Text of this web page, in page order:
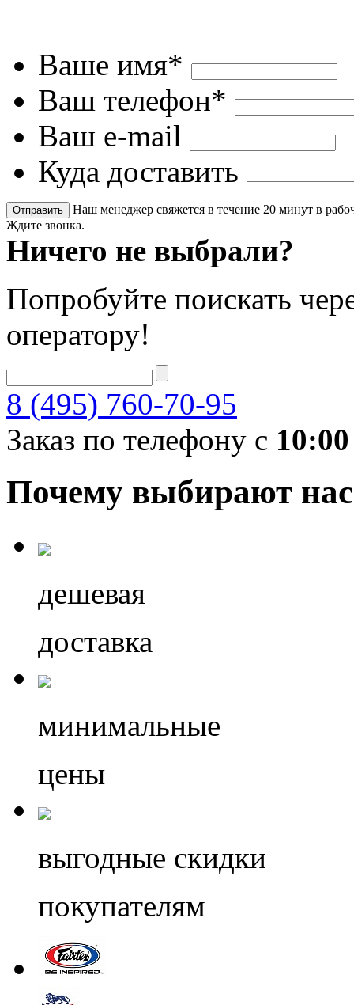
Ваше имя*
Ваш телефон*
Ваш e-mail
Куда доставить
Наш менеджер свяжется в течение 20 минут в
Ждите звонка.
Ничего не выбрали?
Попробуйте поискать
оператору!
8 (495) 760-70-95
Заказ по телефону с 10:00
Почему выбирают нас
дешевая
доставка
минимальные
цены
выгодные скидки
покупателям